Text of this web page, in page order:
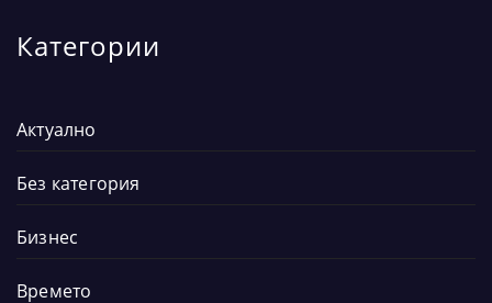
Категории
Актуално
Без категория
Бизнес
Времето